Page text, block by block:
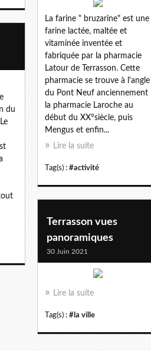
La farine " bruzarine" est une
farine lactée, maltée et
vitaminée inventée et
fabriquée par la pharmacie
Latour de Terrasson. Cette
pharmacie se trouve à l'angle
du Pont Neuf anciennement
la pharmacie Laroche au
début du XX°siècle, puis
Mengus et enfin...
Lire la suite
Tag(s) : #activité
du
Terrasson vues
panoramiques
30 Juin 2021
Lire la suite
Tag(s) : #la ville